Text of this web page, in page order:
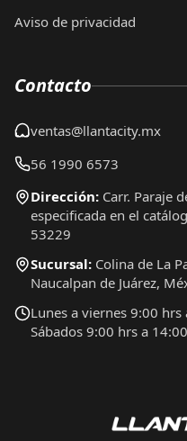
Aviso de privacidad
Contacto
ventas@llantacity.mx
56 1990 6573
Dirección: Carr. Paraje
especificada en el
53229
Sucursal: Colina de La
Naucalpan de Juárez,
Lunes a viernes 9:00
Sábados 9:00 hrs a